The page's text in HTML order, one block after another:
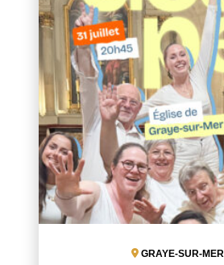
GRAYE-SUR-MER